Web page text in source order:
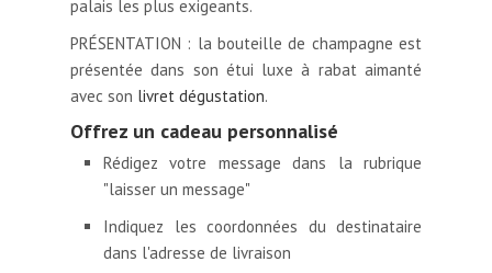
palais les plus exigeants.
PRÉSENTATION : la bouteille de champagne est
présentée dans son étui luxe à rabat aimanté
avec son livret dégustation.
Offrez un cadeau personnalisé
Rédigez votre message dans la rubrique
"laisser un message"
Indiquez les coordonnées du destinataire
dans l'adresse de livraison